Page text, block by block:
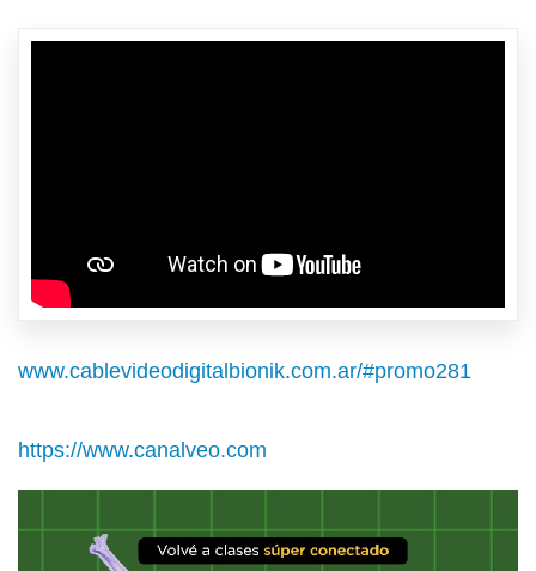
www.cablevideodigitalbionik.com.ar/#promo281
https://www.canalveo.com